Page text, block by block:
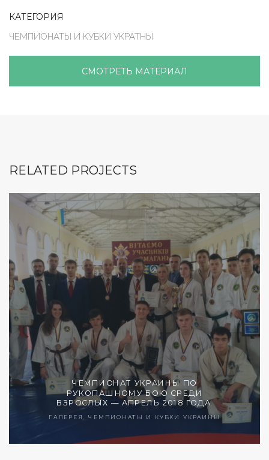
КАТЕГОРИЯ
ЧЕМПИОНАТЫ И КУБКИ УКРАТНЫ
СМОТРЕТЬ МАТЕРИАЛ
RELATED PROJECTS
ЧЕМПИОНАТ УКРАИНЫ ПО
РУКОПАШНОМУ БОЮ СРЕДИ
ВЗРОСЛЫХ — АПРЕЛЬ 2018 ГОДА.
ГАЛЕРЕЯ, ЧЕМПИОНАТЫ И КУБКИ УКРАИНЫ